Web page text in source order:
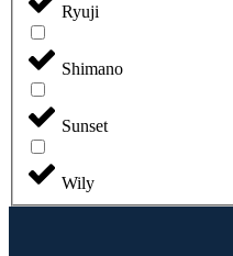
Ryuji
Shimano
Sunset
Wily